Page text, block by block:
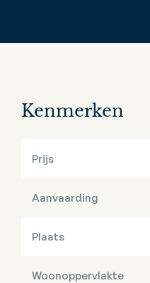
Kenmerken
Prijs
Aanvaarding
Plaats
Woonoppervlakte